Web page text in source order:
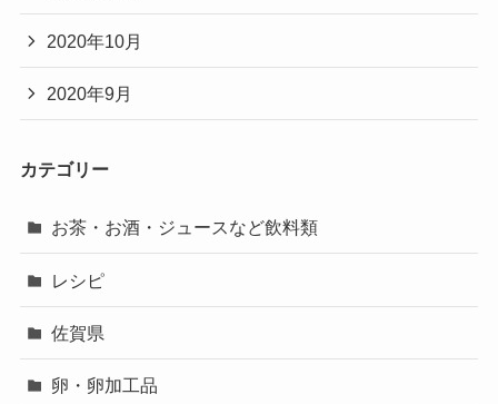
2020年10月
2020年9月
カテゴリー
お茶・お酒・ジュースなど飲料類
レシピ
佐賀県
卵・卵加工品